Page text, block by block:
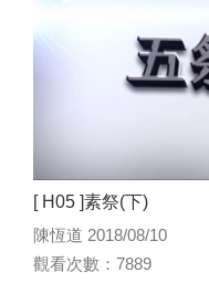
[ H05 ]素祭(下)
陳恆道 2018/08/10
觀看次數：7889